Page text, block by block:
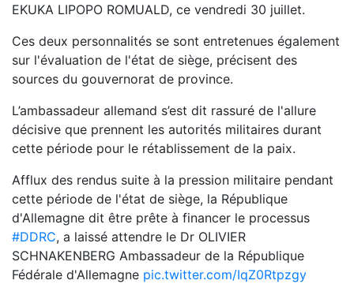
EKUKA LIPOPO ROMUALD, ce vendredi 30 juillet.
Ces deux personnalités se sont entretenues également
sur l'évaluation de l'état de siège, précisent des
sources du gouvernorat de province.
L’ambassadeur allemand s’est dit rassuré de l'allure
décisive que prennent les autorités militaires durant
cette période pour le rétablissement de la paix.
Afflux des rendus suite à la pression militaire pendant
cette période de l'état de siège, la République
d'Allemagne dit être prête à financer le processus
#DDRC, a laissé attendre le Dr OLIVIER
SCHNAKENBERG Ambassadeur de la République
Fédérale d'Allemagne pic.twitter.com/IqZ0Rtpzgy